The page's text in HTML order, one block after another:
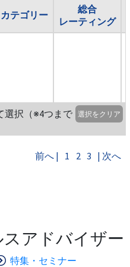
カテゴリー
総合
レーティング
選択（※4つまで
選択をクリア
前へ | 1 2 3 | 次へ
アドバイザー
特集・セミナー